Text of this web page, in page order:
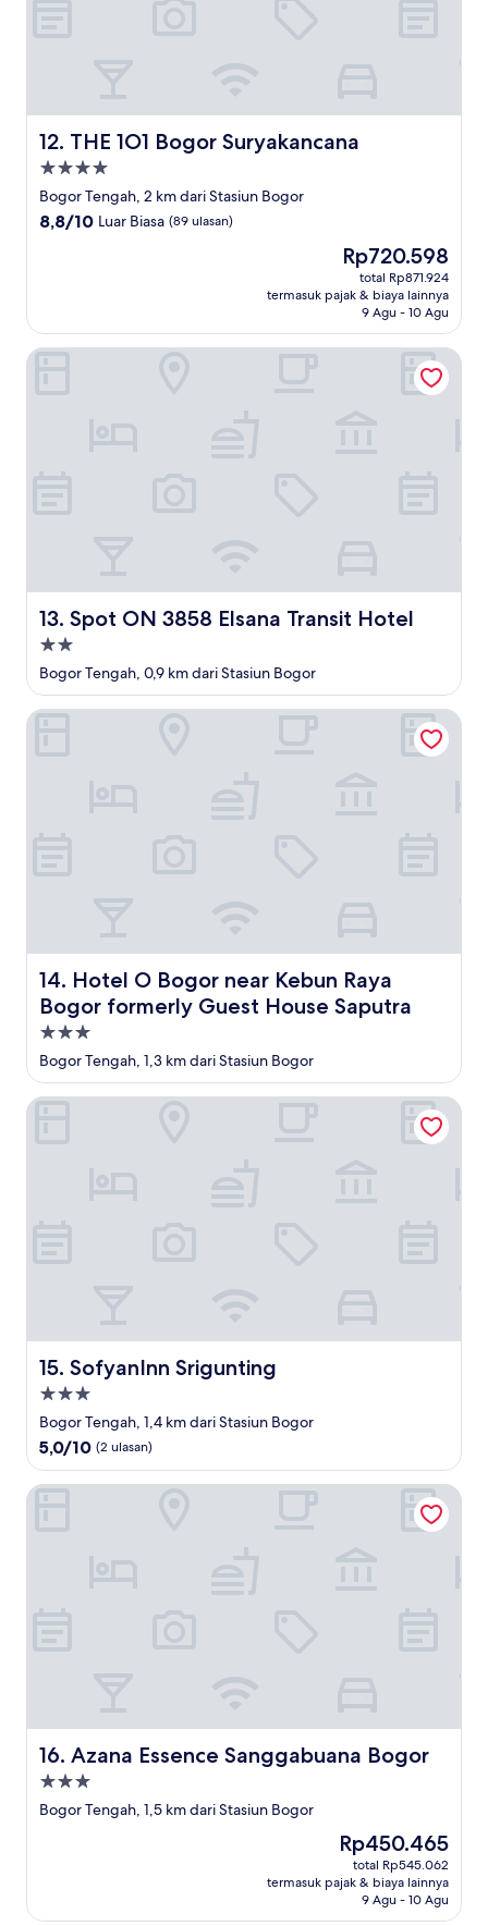
12. THE 1O1 Bogor Suryakancana
THE 1O1 Bogor Suryakancana
Properti
bintang
4.0
Bogor Tengah, 2 km dari Stasiun Bogor
8.8
ulasan)
8,8/10 Luar Biasa (89 ulasan)
Harga
sekarang
Rp720.598
Rp720.598
total Rp871.924
termasuk pajak & biaya lainnya
9 Agu - 10 Agu
13. Spot ON 3858 Elsana Transit Hotel
Spot ON 3858 Elsana Transit Hotel
Properti
bintang
2.0
Bogor Tengah, 0,9 km dari Stasiun Bogor
Spot ON 3858 Elsana Transit Hotel
14. Hotel O Bogor near Kebun Raya
Bogor formerly Guest House Saputra
Hotel O Bogor near Kebun Raya Bogor formerly Guest
Properti
bintang
3.0
Bogor Tengah, 1,3 km dari Stasiun Bogor
Hotel O Bogor near Kebun Raya Bogor formerly Guest
15. SofyanInn Srigunting
SofyanInn Srigunting
Properti
bintang
3.0
Bogor Tengah, 1,4 km dari Stasiun Bogor
5.0
dari
10,
5,0/10 (2 ulasan)
SofyanInn Srigunting
16. Azana Essence Sanggabuana Bogor
Azana Essence Sanggabuana Bogor
Properti
bintang
Bogor Tengah, 1,5 km dari Stasiun Bogor
Harga
sekarang
Rp450.465
Rp450.465
total Rp545.062
termasuk pajak & biaya lainnya
9 Agu - 10 Agu
Azana Essence Sanggabuana Bogor